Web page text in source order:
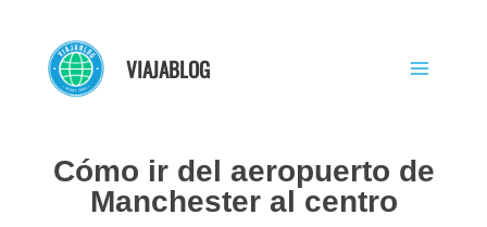
contenido
VIAJABLOG
Cómo ir del aeropuerto de
Manchester al centro